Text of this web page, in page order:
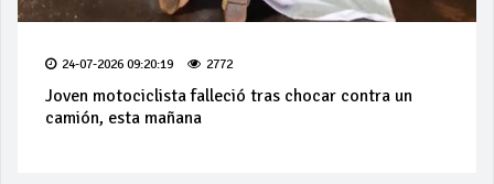
24-07-2026 09:20:19 2772
Joven motociclista falleció tras chocar contra un
camión, esta mañana